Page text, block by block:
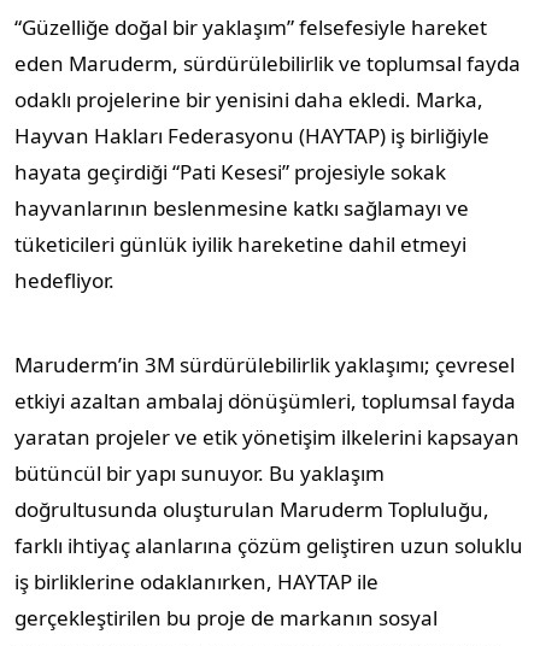
“Güzelliğe doğal bir yaklaşım” felsefesiyle hareket
eden Maruderm, sürdürülebilirlik ve toplumsal fayda
odaklı projelerine bir yenisini daha ekledi. Marka,
Hayvan Hakları Federasyonu (HAYTAP) iş birliğiyle
hayata geçirdiği “Pati Kesesi” projesiyle sokak
hayvanlarının beslenmesine katkı sağlamayı ve
tüketicileri günlük iyilik hareketine dahil etmeyi
hedefliyor.
Maruderm’in 3M sürdürülebilirlik yaklaşımı; çevresel
etkiyi azaltan ambalaj dönüşümleri, toplumsal fayda
yaratan projeler ve etik yönetişim ilkelerini kapsayan
bütüncül bir yapı sunuyor. Bu yaklaşım
doğrultusunda oluşturulan Maruderm Topluluğu,
farklı ihtiyaç alanlarına çözüm geliştiren uzun soluklu
iş birliklerine odaklanırken, HAYTAP ile
gerçekleştirilen bu proje de markanın sosyal